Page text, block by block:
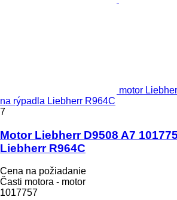
motor
na rýpadla Liebherr R964C
7
Motor Liebherr D9508 A7
Liebherr R964C
Cena na požiadanie
Časti motora - motor
1017757